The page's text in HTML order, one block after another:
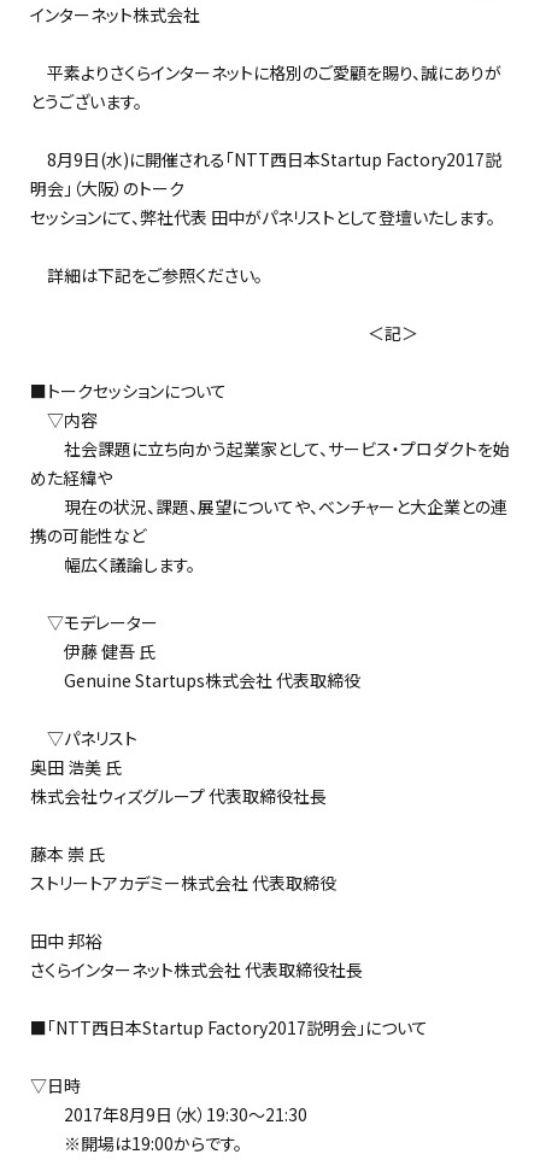
インターネット株式会社
平素よりさくらインターネットに格別のご愛顧を賜り、誠にありが
とうございます。
8月9日(水)に開催される「NTT西日本Startup Factory2017説
明会」（大阪）のトーク
セッションにて、弊社代表 田中がパネリストとして登壇いたします。
詳細は下記をご参照ください。
＜記＞
■トークセッションについて
▽内容
社会課題に立ち向かう起業家として、サービス・プロダクトを始
めた経緯や
現在の状況、課題、展望についてや、ベンチャーと大企業との連
携の可能性など
幅広く議論します。
▽モデレーター
伊藤 健吾 氏
Genuine Startups株式会社 代表取締役
▽パネリスト
奥田 浩美 氏
株式会社ウィズグループ 代表取締役社長
藤本 崇 氏
ストリートアカデミー株式会社 代表取締役
田中 邦裕
さくらインターネット株式会社 代表取締役社長
■「NTT西日本Startup Factory2017説明会」について
▽日時
2017年8月9日（水）19:30～21:30
※開場は19:00からです。